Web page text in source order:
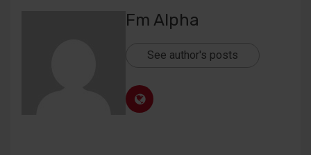
Fm Alpha
See author's posts